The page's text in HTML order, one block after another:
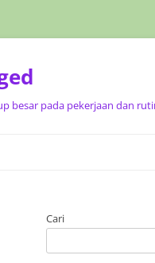
besar pada pekerjaan dan
Cari